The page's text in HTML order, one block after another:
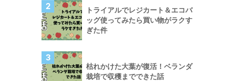
2
トライアルでレジカート＆エコバ
ッグ使ってみたら買い物がラクす
ぎた件
3
枯れかけた大葉が復活！ベランダ
栽培で収穫までできた話